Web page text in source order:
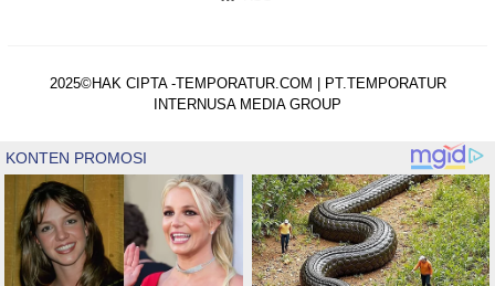
2025©HAK CIPTA -TEMPORATUR.COM | PT.TEMPORATUR
INTERNUSA MEDIA GROUP